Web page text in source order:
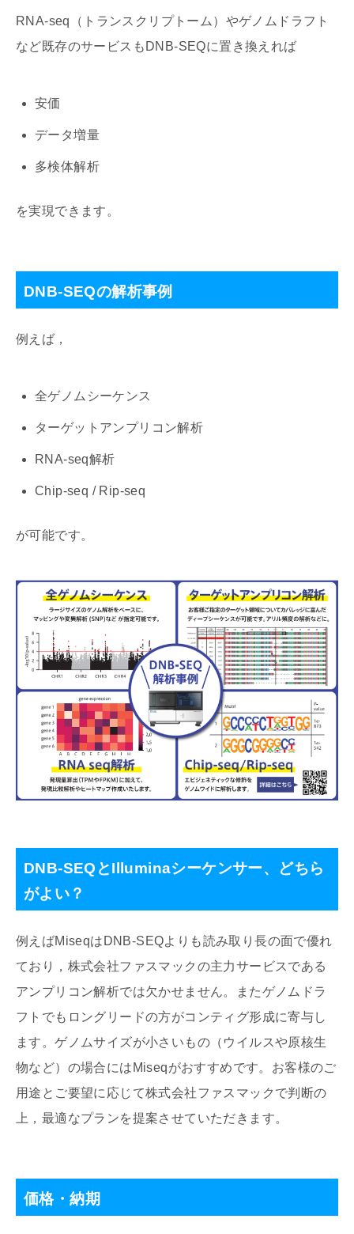
RNA-seq（トランスクリプトーム）やゲノムドラフト
など既存のサービスもDNB-SEQに置き換えれば
安価
データ増量
多検体解析
を実現できます。
DNB-SEQの解析事例
例えば，
全ゲノムシーケンス
ターゲットアンプリコン解析
RNA-seq解析
Chip-seq / Rip-seq
が可能です。
DNB-SEQとIlluminaシーケンサー、どちら
がよい？
例えばMiseqはDNB-SEQよりも読み取り長の面で優れ
ており，株式会社ファスマックの主力サービスである
アンプリコン解析では欠かせません。またゲノムドラ
フトでもロングリードの方がコンティグ形成に寄与し
ます。ゲノムサイズが小さいもの（ウイルスや原核生
物など）の場合にはMiseqがおすすめです。お客様のご
用途とご要望に応じて株式会社ファスマックで判断の
上，最適なプランを提案させていただきます。
価格・納期